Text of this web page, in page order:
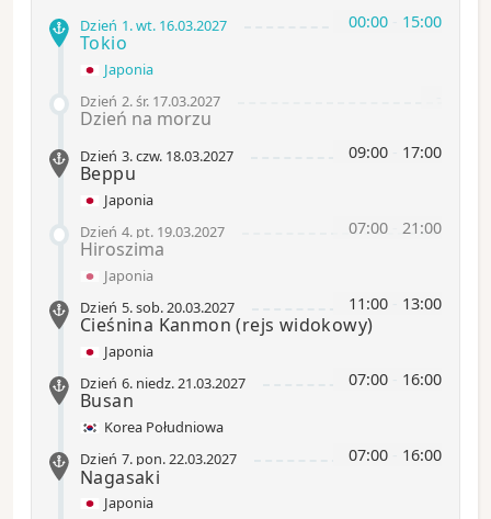
00:00 15:00
Dzień 1.wt. 16.03.2027
Tokio
Japonia
Dzień 2.śr. 17.03.2027
Dzień na morzu
09:00 17:00
Dzień 3.czw. 18.03.2027
Beppu
Japonia
07:00 21:00
Dzień 4. pt. 19.03.2027
Hiroszima
Japonia
11:00 13:00
Dzień 5.sob.20.03.2027
Cieśnina Kanmon(rejs widokowy)
Japonia
07:00 16:00
Dzień 6. niedz.21.03.2027
Busan
Korea Południowa
07:00 16:00
Dzień 7. pon.22.03.2027
Nagasaki
Japonia